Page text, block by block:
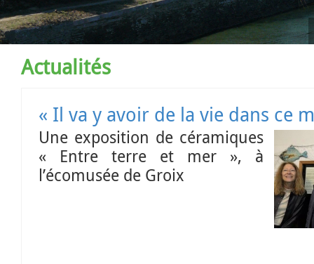
Actualités
« Il va y avoir de la vie dans ce
Une exposition de céramiques
« Entre terre et mer », à
l’écomusée de Groix